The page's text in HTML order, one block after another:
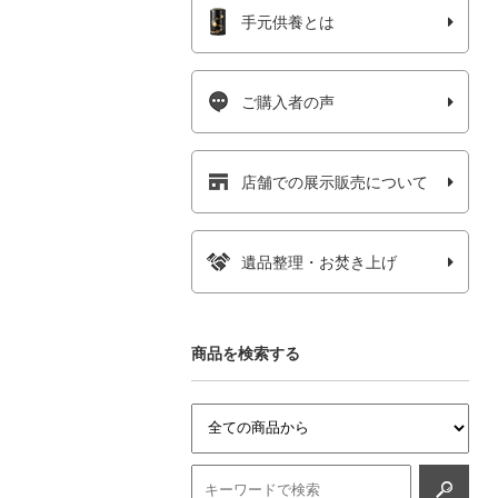
手元供養とは
ご購入者の声
店舗での展示販売について
遺品整理・お焚き上げ
商品を検索する